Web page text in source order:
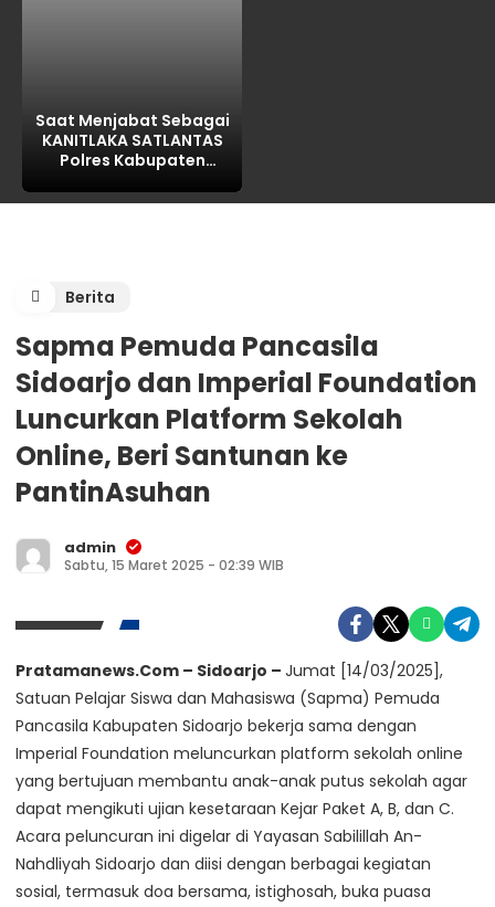
Saat Menjabat Sebagai
KANITLAKA SATLANTAS
Polres Kabupaten
REKAYASA BAP
Berita
Sapma Pemuda Pancasila
Sidoarjo dan Imperial Foundation
Luncurkan Platform Sekolah
Online, Beri Santunan ke
PantinAsuhan
admin
Sabtu, 15 Maret 2025 - 02:39 WIB
Pratamanews.Com – Sidoarjo – Jumat [14/03/2025],
Satuan Pelajar Siswa dan Mahasiswa (Sapma) Pemuda
Pancasila Kabupaten Sidoarjo bekerja sama dengan
Imperial Foundation meluncurkan platform sekolah online
yang bertujuan membantu anak-anak putus sekolah agar
dapat mengikuti ujian kesetaraan Kejar Paket A, B, dan C.
Acara peluncuran ini digelar di Yayasan Sabilillah An-
Nahdliyah Sidoarjo dan diisi dengan berbagai kegiatan
sosial, termasuk doa bersama, istighosah, buka puasa